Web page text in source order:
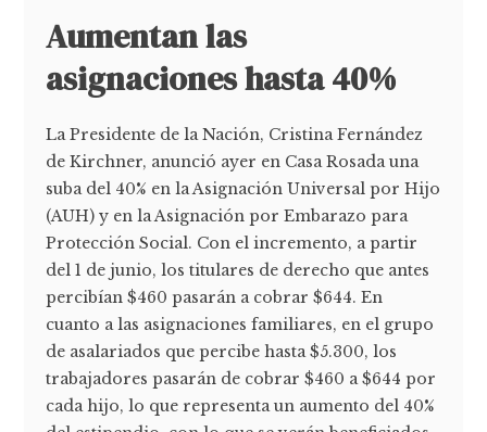
Aumentan las
asignaciones hasta 40%
La Presidente de la Nación, Cristina Fernández
de Kirchner, anunció ayer en Casa Rosada una
suba del 40% en la Asignación Universal por Hijo
(AUH) y en la Asignación por Embarazo para
Protección Social. Con el incremento, a partir
del 1 de junio, los titulares de derecho que antes
percibían $460 pasarán a cobrar $644. En
cuanto a las asignaciones familiares, en el grupo
de asalariados que percibe hasta $5.300, los
trabajadores pasarán de cobrar $460 a $644 por
cada hijo, lo que representa un aumento del 40%